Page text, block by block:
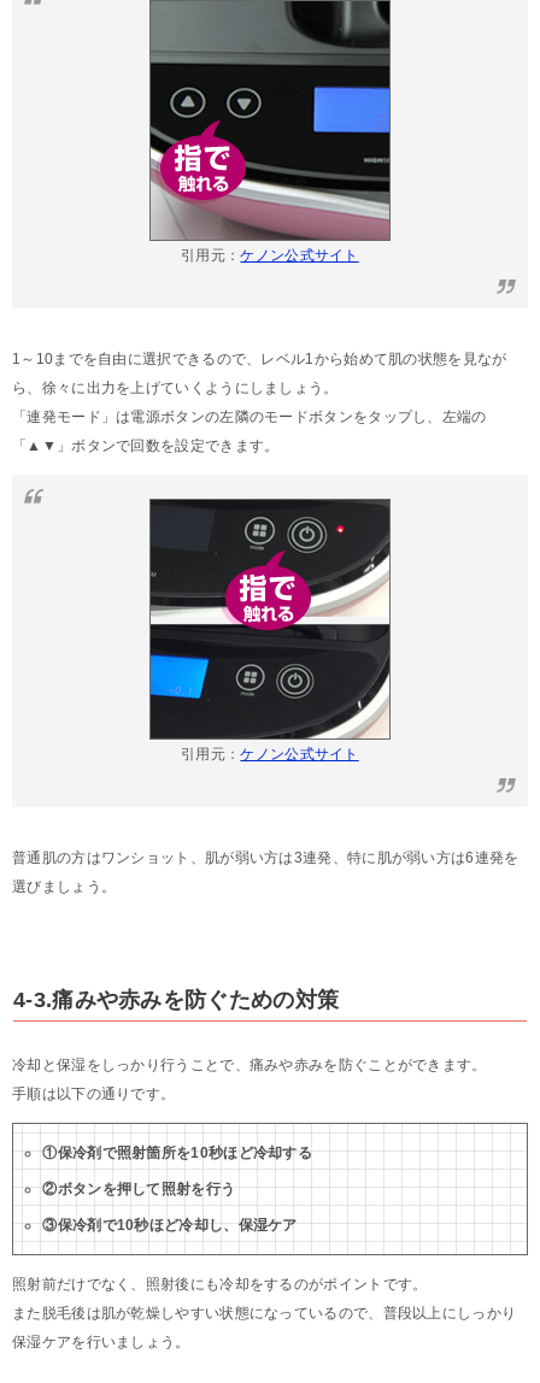
引用元：ケノン公式サイト
1～10までを自由に選択できるので、レベル1から始めて肌の状態を見なが
ら、徐々に出力を上げていくようにしましょう。
「連発モード」は電源ボタンの左隣のモードボタンをタップし、左端の
「▲▼」ボタンで回数を設定できます。
引用元：ケノン公式サイト
普通肌の方はワンショット、肌が弱い方は3連発、特に肌が弱い方は6連発を
選びましょう。
4-3.痛みや赤みを防ぐための対策
冷却と保湿をしっかり行うことで、痛みや赤みを防ぐことができます。
手順は以下の通りです。
①保冷剤で照射箇所を10秒ほど冷却する
②ボタンを押して照射を行う
③保冷剤で10秒ほど冷却し、保湿ケア
照射前だけでなく、照射後にも冷却をするのがポイントです。
また脱毛後は肌が乾燥しやすい状態になっているので、普段以上にしっかり
保湿ケアを行いましょう。